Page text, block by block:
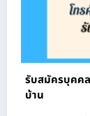
รับสมัครบุคค
บ้าน